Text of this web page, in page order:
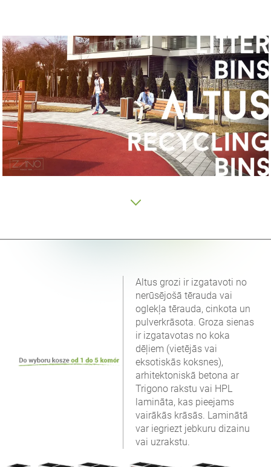
Altus grozi ir izgatavoti no
nerūsējošā tērauda vai
oglekļa tērauda, cinkota un
pulverkrāsota. Groza sienas
ir izgatavotas no koka
dēļiem (vietējās vai
eksotiskās koksnes),
arhitektoniskā betona ar
Trigono rakstu vai HPL
lamināta, kas pieejams
vairākās krāsās. Laminātā
var iegriezt jebkuru dizainu
vai uzrakstu.